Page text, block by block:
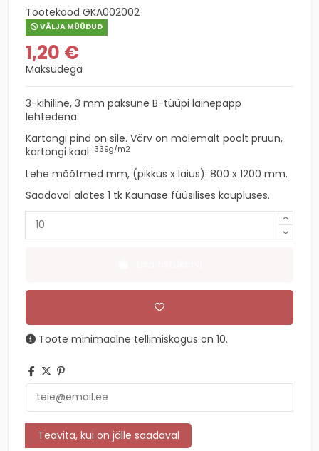
Tootekood GKA002002
VÄLJA MÜÜDUD
1,20 €
Maksudega
3-kihiline, 3 mm paksune B-tüüpi lainepapp
lehtedena.
Kartongi pind on sile. Värv on mõlemalt poolt pruun,
kartongi kaal: 339g/m2
Lehe mõõtmed mm, (pikkus x laius): 800 x 1200 mm.
Saadaval alates 1 tk Kaunase füüsilises kaupluses.
Toote minimaalne tellimiskogus on 10.